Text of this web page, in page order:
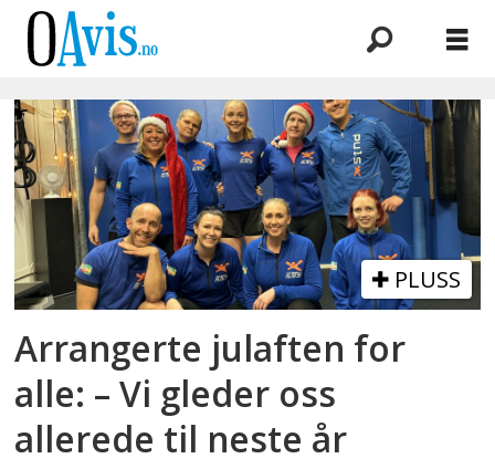
Emne:
puls
samfunn
PLUSS
Arrangerte julaften for
alle: – Vi gleder oss
allerede til neste år